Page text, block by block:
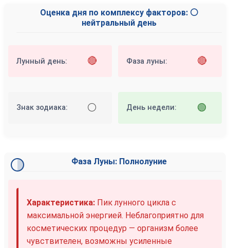
Оценка дня по комплексу факторов: ⚪
нейтральный день
Лунный день: 🔴 Фаза луны: 🔴
Знак зодиака: ⚪ День недели: 🟢
Фаза Луны: Полнолуние
Характеристика: Пик лунного цикла с
максимальной энергией. Неблагоприятно для
косметических процедур — организм более
чувствителен, возможны усиленные